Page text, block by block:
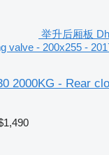
举升后厢板
valve - 200x255 -
2000KG - Rear